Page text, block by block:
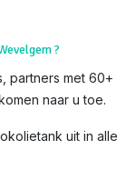
?
partners met 60+
naar u toe.
uit in alle